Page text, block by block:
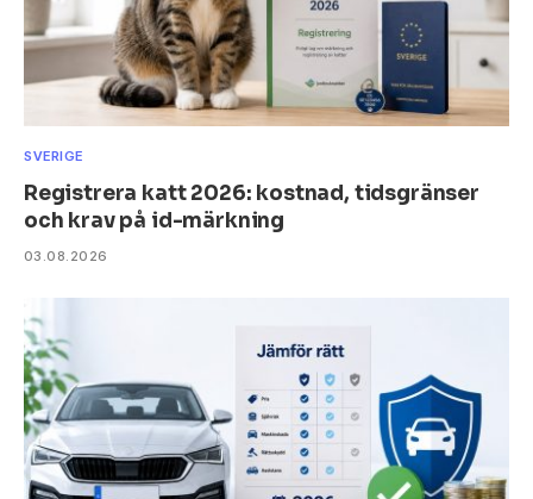
SVERIGE
Registrera katt 2026: kostnad, tidsgränser
och krav på id-märkning
03.08.2026